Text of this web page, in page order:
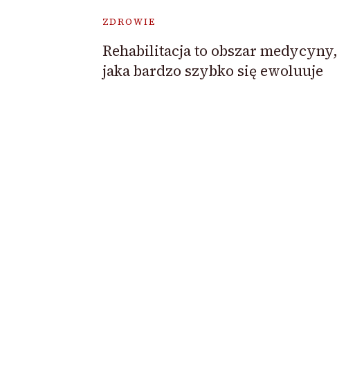
ZDROWIE
Rehabilitacja to obszar medycyny,
jaka bardzo szybko się ewoluuje